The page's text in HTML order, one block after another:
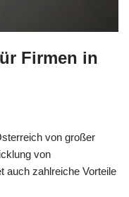
Firmen in
von großer
von
auch zahlreiche Vorteile